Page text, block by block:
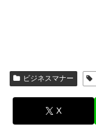
ビジネスマナー
X